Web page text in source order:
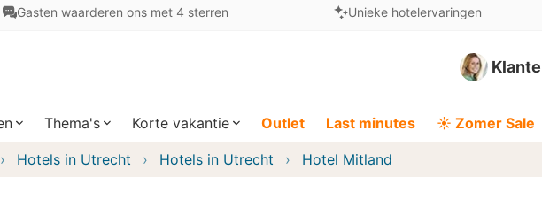
Gasten waarderen ons met 4 sterren Unieke hotelervaringen
Thema's Korte vakantie Outlet Last minutes ☀️ Zomer Sale
Hotels in Utrecht Hotels in Utrecht Hotel Mitland